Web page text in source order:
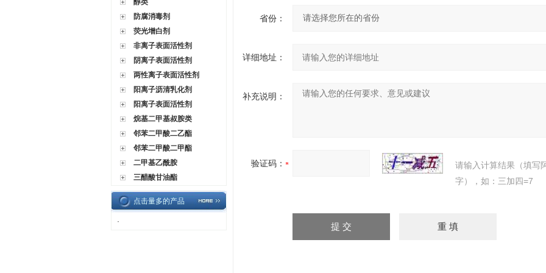
醇类
防腐消毒剂
荧光增白剂
非离子表面活性剂
阴离子表面活性剂
两性离子表面活性剂
阳离子沥清乳化剂
阳离子表面活性剂
烷基二甲基叔胺类
邻苯二甲酸二乙酯
邻苯二甲酸二甲酯
二甲基乙酰胺
三醋酸甘油酯
点击量多的产品
·
省份：
详细地址：
补充说明：
验证码：
请输入计算结果（填写
字），如：三加四=7